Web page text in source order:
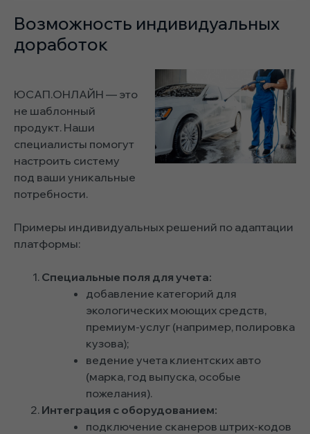
Возможность индивидуальных
доработок
ЮСАП.ОНЛАЙН — это
не шаблонный
продукт. Наши
специалисты помогут
настроить систему
под ваши уникальные
потребности.
Примеры индивидуальных решений по адаптации
платформы:
Специальные поля для учета:
добавление категорий для
экологических моющих средств,
премиум-услуг (например, полировка
кузова);
ведение учета клиентских авто
(марка, год выпуска, особые
пожелания).
Интеграция с оборудованием:
подключение сканеров штрих-кодов